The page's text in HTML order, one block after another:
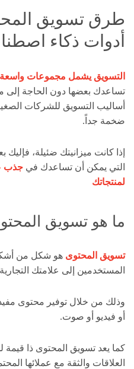
أدوات ذكاء
التسويق يشمل مجموعات واسعة
تساعدك بعضها دون الحاجة إلى
أساليب التسويق للشركات
ضخمة جداً.
إذا كانت ميزانيتك ضئيلة،
التي يمكن أن تساعدك في جذب
لمنتجاتك
ما هو تسويق
تسويق المحتوى هو شكل من
المستخدمين إلى علامتك
وذلك من خلال توفير محتوى
أو فيديو أو صوت.
كما يعد تسويق المحتوى ذا قيمة
العلاقات والثقة مع عملائها